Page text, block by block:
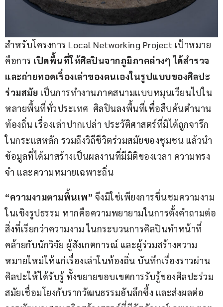
สำหรับโครงการ Local Networking Project เป้าหมาย
คือการ เปิดพื้นที่ให้ศิลปินจากภูมิภาคต่างๆ ได้สำรวจ
และถ่ายทอดเรื่องเล่าของตนเองในรูปแบบของศิลปะ
ร่วมสมัย เป็นการทำงานภาคสนามแบบหมุนเวียนไปใน
หลายพื้นที่ทั่วประเทศ  ศิลปินลงพื้นที่เพื่อสืบค้นตำนาน
ท้องถิ่น เรื่องเล่าปากเปล่า ประวัติศาสตร์ที่มิได้ถูกจารึก
ในกระแสหลัก รวมถึงวิถีชีวิตร่วมสมัยของชุมชน แล้วนำ
ข้อมูลที่ได้มาสร้างเป็นผลงานที่มีมิติของเวลา ความทรง
จำ และความหมายเฉพาะถิ่น
“ความงามตามพื้นเพ” จึงมิใช่เพียงการชื่นชมความงาม
ในเชิงรูปธรรม หากคือความพยายามในการตั้งคำถามต่อ
สิ่งที่เรียกว่าความงาม ในกระบวนการศิลปินทำหน้าที่
คล้ายกับนักวิจัย ผู้สังเกตการณ์ และผู้ร่วมสร้างความ
หมายใหม่ให้แก่เรื่องเล่าในท้องถิ่น บันทึกเรื่องราวผ่าน
ศิลปะให้ได้รับรู้ ทั้งขยายขอบเขตการรับรู้ของศิลปะร่วม
สมัยเชื่อมโยงกับรากวัฒนธรรมอันลึกซึ้ง และส่งผลต่อ